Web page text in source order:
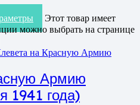
Этот товар имеет
можно выбрать на странице
Армию
1941 года)